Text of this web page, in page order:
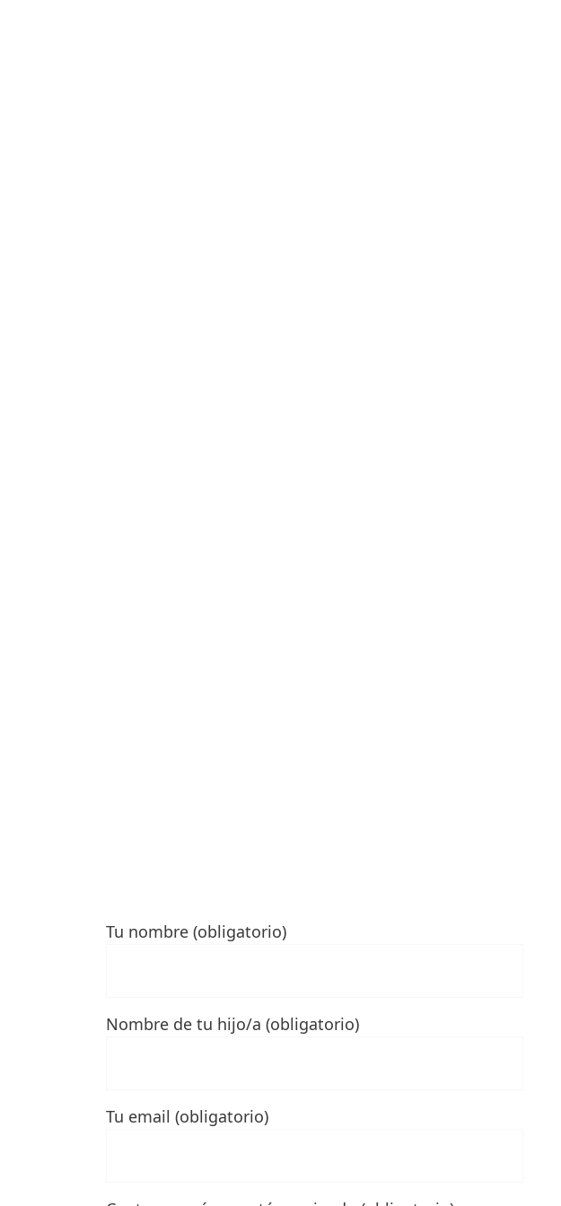
Tu nombre (obligatorio)
Nombre de tu hijo/a (obligatorio)
Tu email (obligatorio)